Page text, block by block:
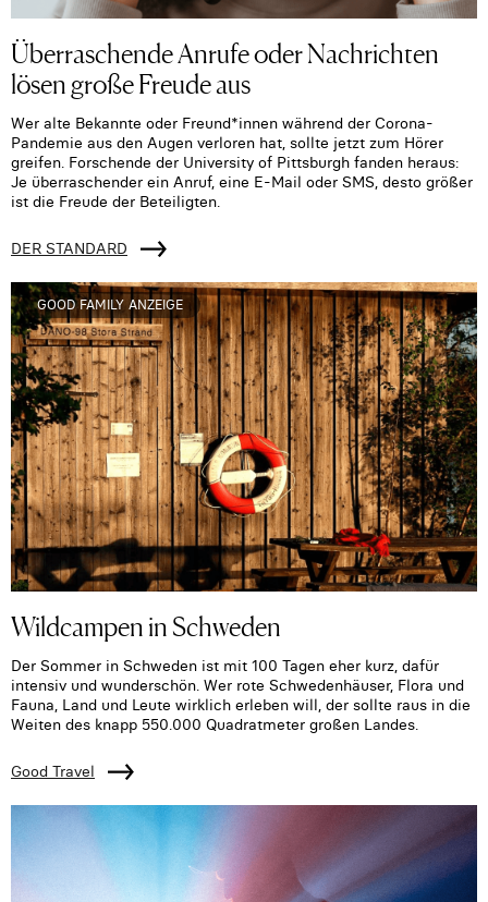
Überraschende Anrufe oder Nachrichten
lösen große Freude aus
Wer alte Bekannte oder Freund*innen während der Corona-
Pandemie aus den Augen verloren hat, sollte jetzt zum Hörer
greifen. Forschende der University of Pittsburgh fanden heraus:
Je überraschender ein Anruf, eine E-Mail oder SMS, desto größer
ist die Freude der Beteiligten.
DER STANDARD
GOOD FAMILY ANZEIGE
Wildcampen in Schweden
Der Sommer in Schweden ist mit 100 Tagen eher kurz, dafür
intensiv und wunderschön. Wer rote Schwedenhäuser, Flora und
Fauna, Land und Leute wirklich erleben will, der sollte raus in die
Weiten des knapp 550.000 Quadratmeter großen Landes.
Good Travel